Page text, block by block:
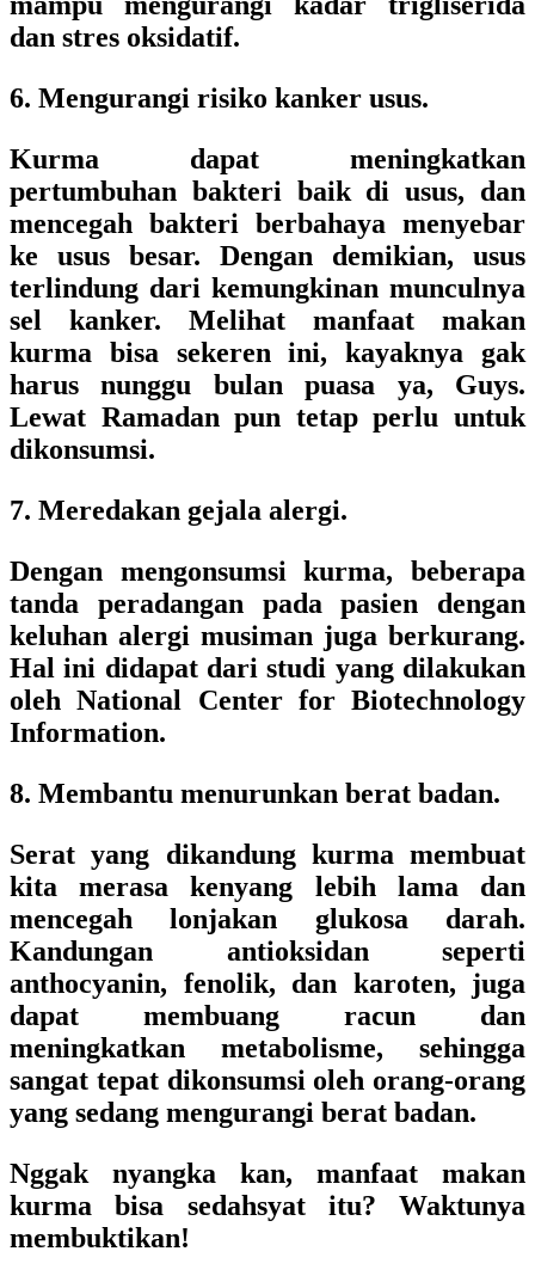
dan stres oksidatif.
6. Mengurangi risiko kanker usus.
Kurma dapat meningkatkan
pertumbuhan bakteri baik di usus, dan
mencegah bakteri berbahaya menyebar
ke usus besar. Dengan demikian, usus
terlindung dari kemungkinan munculnya
sel kanker. Melihat manfaat makan
kurma bisa sekeren ini, kayaknya gak
harus nunggu bulan puasa ya, Guys.
Lewat Ramadan pun tetap perlu untuk
dikonsumsi.
7. Meredakan gejala alergi.
Dengan mengonsumsi kurma, beberapa
tanda peradangan pada pasien dengan
keluhan alergi musiman juga berkurang.
Hal ini didapat dari studi yang dilakukan
oleh National Center for Biotechnology
Information.
8. Membantu menurunkan berat badan.
Serat yang dikandung kurma membuat
kita merasa kenyang lebih lama dan
mencegah lonjakan glukosa darah.
Kandungan antioksidan seperti
anthocyanin, fenolik, dan karoten, juga
dapat membuang racun dan
meningkatkan metabolisme, sehingga
sangat tepat dikonsumsi oleh orang-orang
yang sedang mengurangi berat badan.
Nggak nyangka kan, manfaat makan
kurma bisa sedahsyat itu? Waktunya
membuktikan!